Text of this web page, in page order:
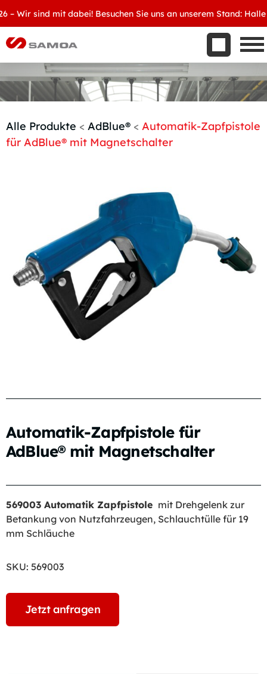
Wir sind mit dabei! Besuchen Sie uns an unserem Stand: Halle
Aktuelles
Kontakt
Handelspartner werden
Alle Produkte < AdBlue® < Automatik-Zapfpistole
für AdBlue® mit Magnetschalter
Automatik-Zapfpistole für
AdBlue® mit Magnetschalter
569003 Automatik Zapfpistole mit Drehgelenk zur
Betankung von Nutzfahrzeugen, Schlauchtülle für 19
mm Schläuche
SKU: 569003
Jetzt anfragen